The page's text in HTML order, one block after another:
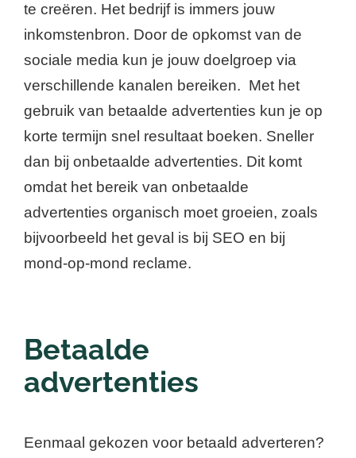
te creëren. Het bedrijf is immers jouw
inkomstenbron. Door de opkomst van de
sociale media kun je jouw doelgroep via
verschillende kanalen bereiken. Met het
gebruik van betaalde advertenties kun je op
korte termijn snel resultaat boeken. Sneller
dan bij onbetaalde advertenties. Dit komt
omdat het bereik van onbetaalde
advertenties organisch moet groeien, zoals
bijvoorbeeld het geval is bij SEO en bij
mond-op-mond reclame.
Betaalde
advertenties
Eenmaal gekozen voor betaald adverteren?